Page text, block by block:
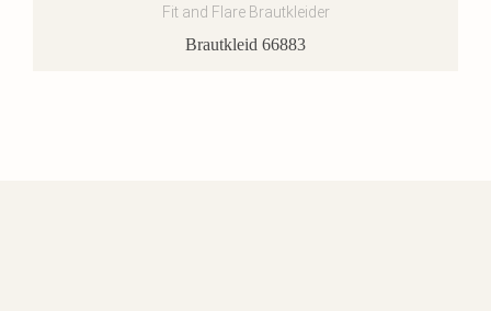
Fit and Flare Brautkleider
Brautkleid 66883